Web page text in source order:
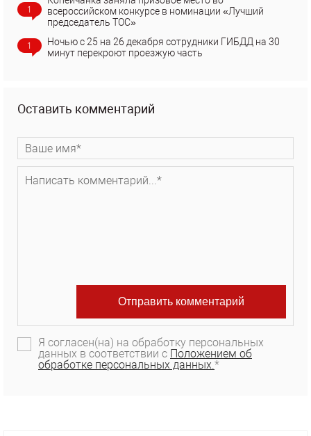
1
всероссийском конкурсе в номинации «Лучший
председатель ТОС»
1
Ночью с 25 на 26 декабря сотрудники ГИБДД на 30
минут перекроют проезжую часть
Оставить комментарий
Я согласен(на) на обработку персональных
данных в соответствии с Положением об
обработке персональных данных.*